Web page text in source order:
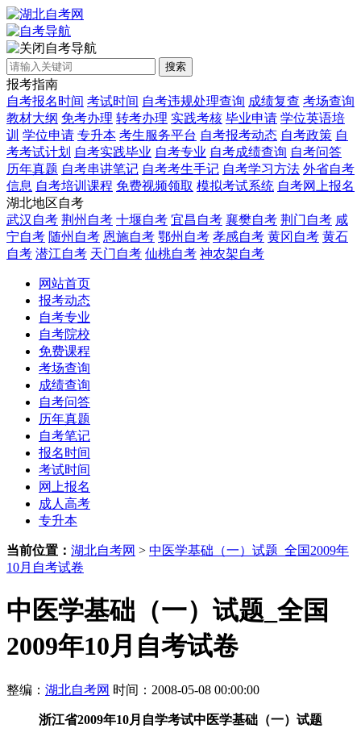
自考导航
搜索
报考指南
自考报名时间 考试时间 自考违规处理查询 成绩复查 考场查询
教材大纲 免考办理 转考办理 实践考核 毕业申请 学位英语培
训 学位申请 专升本 考生服务平台 自考报考动态 自考政策 自
考考试计划 自考实践毕业 自考专业 自考成绩查询 自考问答
历年真题 自考串讲笔记 自考考生手记 自考学习方法 外省自考
信息 自考培训课程 免费视频领取 模拟考试系统 自考网上报名
湖北地区自考
武汉自考 荆州自考 十堰自考 宜昌自考 襄樊自考 荆门自考 咸
宁自考 随州自考 恩施自考 鄂州自考 孝感自考 黄冈自考 黄石
自考 潜江自考 天门自考 仙桃自考 神农架自考
网站首页
报考动态
自考专业
自考院校
免费课程
考场查询
成绩查询
自考问答
历年真题
自考笔记
报名时间
考试时间
网上报名
成人高考
专升本
当前位置： 湖北自考网 > 中医学基础（一）试题_全国2009年
10月自考试卷
中医学基础（一）试题_全国
2009年10月自考试卷
整编： 湖北自考网 时间：2008-05-08 00:00:00
浙江省2009年10月自学考试中医学基础（一）试题